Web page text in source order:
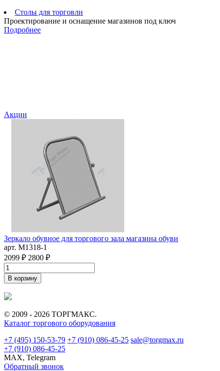
Столы для торговли
Проектирование и оснащение магазинов под ключ
Подробнее
Акции
Зеркало обувное для торгового зала магазина обуви
арт. M1318-1
2099 ₽ 2800 ₽
В корзину
© 2009 - 2026 ТОРГМАКС.
Каталог торгового оборудования
+7 (495) 150-53-79 +7 (910) 086-45-25 sale@torgmax.ru
+7 (910) 086-45-25
MAX, Telegram
Обратный звонок